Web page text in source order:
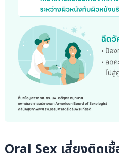
Oral Sex เสี่ยงติดเ